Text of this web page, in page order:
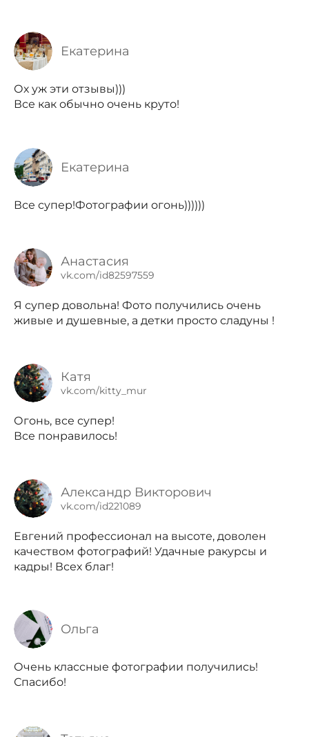
Екатерина
Ох уж эти отзывы)))
Все как обычно очень круто!
Екатерина
Все супер!Фотографии огонь))))))
Анастасия
vk.com/id82597559
Я супер довольна! Фото получились очень
живые и душевные, а детки просто сладуны !
Катя
vk.com/kitty_mur
Огонь, все супер!
Все понравилось!
Александр Викторович
vk.com/id221089
Евгений профессионал на высоте, доволен
качеством фотографий! Удачные ракурсы и
кадры! Всех благ!
Ольга
Очень классные фотографии получились!
Спасибо!